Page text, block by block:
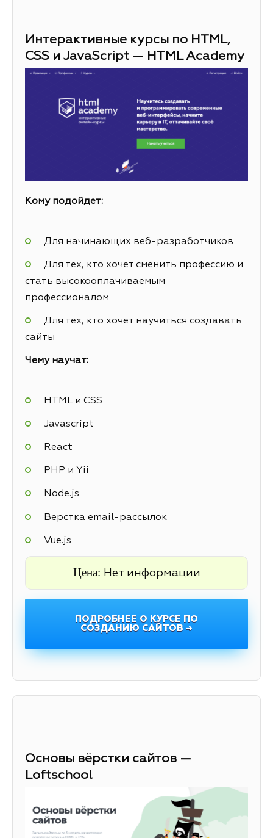
Интерактивные курсы по HTML,
CSS и JavaScript — HTML Academy
Кому подойдет:
Для начинающих веб-разработчиков
Для тех, кто хочет сменить профессию и
стать высокооплачиваемым
профессионалом
Для тех, кто хочет научиться создавать
сайты
Чему научат:
HTML и CSS
Javascript
React
PHP и Yii
Node.js
Верстка email-рассылок
Vue.js
Цена: Нет информации
ПОДРОБНЕЕ О КУРСЕ ПО
СОЗДАНИЮ САЙТОВ →
Основы вёрстки сайтов —
Loftschool